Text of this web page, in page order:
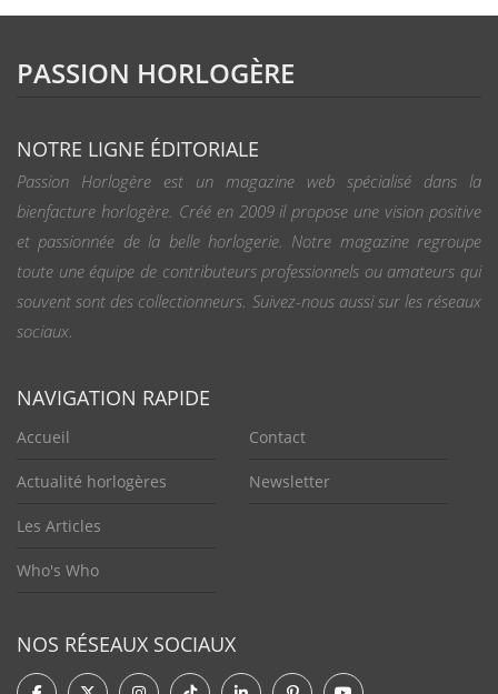
PASSION HORLOGÈRE
NOTRE LIGNE ÉDITORIALE
Passion Horlogère est un magazine web spécialisé dans la
bienfacture horlogère. Créé en 2009 il propose une vision positive
et passionnée de la belle horlogerie. Notre magazine regroupe
toute une équipe de contributeurs professionnels ou amateurs qui
souvent sont des collectionneurs. Suivez-nous aussi sur les réseaux
sociaux.
NAVIGATION RAPIDE
Accueil
Actualité horlogères
Les Articles
Who's Who
Contact
Newsletter
NOS RÉSEAUX SOCIAUX